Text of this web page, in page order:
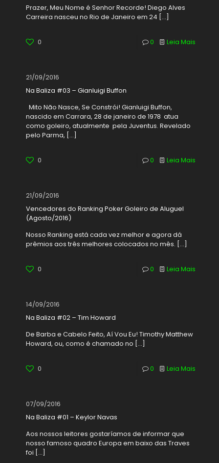
Prazer, Meu Nome é Senhor Recorde! Diego Alves
Carreira nasceu no Rio de Janeiro em 24 […]
0 0 Leia Mais
21/09/2016
Na Baliza #03 – Gianluigi Buffon
Mito Não Nasce, Se Constrói! Gianluigi Buffon,
nascido em Carrara, 28 de janeiro de 1978 atua
como goleiro, atualmente pela Juventus. Revelado
pelo Parma, […]
0 0 Leia Mais
21/09/2016
Vencedores do Ranking Poker Goleiro de Aluguel
(Agosto/2016)
Nosso Ranking está cada vez melhor e agora dá
prêmios aos três melhores colocados no mês. […]
0 0 Leia Mais
14/09/2016
Na Baliza #02 – Tim Howard
De Barba e Cabelo Feito, Aí Vou Eu! Timothy Matthew
Howard, ou, como é chamado no […]
0 0 Leia Mais
07/09/2016
Na Baliza #01 – Keylor Navas
Aos nossos leitores gostaríamos de informar que
nosso famoso quadro Europa em baixo das Traves
foi […]